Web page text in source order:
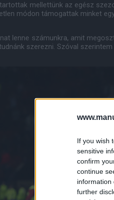
If you wish
sensitive
confirm
continue
information
further
mellettünk az egész
módon támogattak minket
lenne számunkra, amit
szerezni. Szóval